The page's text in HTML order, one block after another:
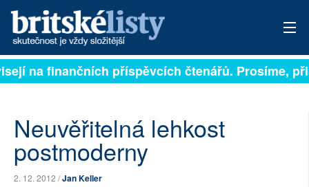
PŘIHLÁSIT
ARCHIV
ROZHOVORY
na finančních příspěvcích čtenářů. Prosíme,
Neuvěřitelná lehkost
postmoderny
2. 12. 2012 /Jan Keller